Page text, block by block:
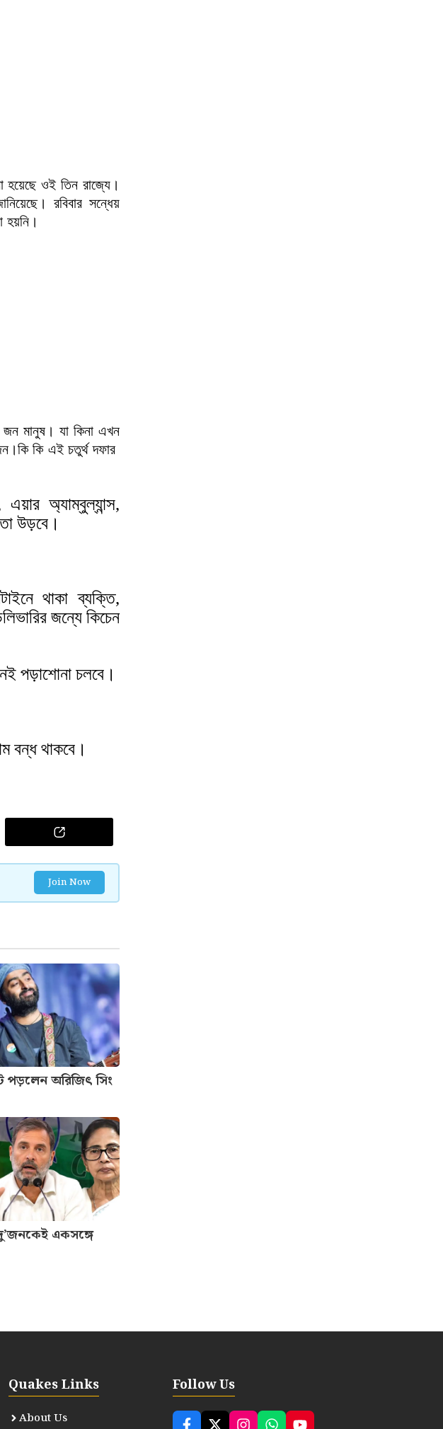
হয়েছে ওই তিন রাজ্যে।
রবিবার সন্ধেয়
হয়নি।
জন মানুষ। যা কিনা এখন
কি এই চতুর্থ দফার
অ্যাম্বুল্যান্স,
উড়বে।
থাকা ব্যক্তি,
জন্যে কিচেন
পড়াশোনা চলবে।
বন্ধ থাকবে।
Join Now
পড়লেন অরিজিৎ সিং
একসঙ্গে
Quakes Links
About Us
Follow Us